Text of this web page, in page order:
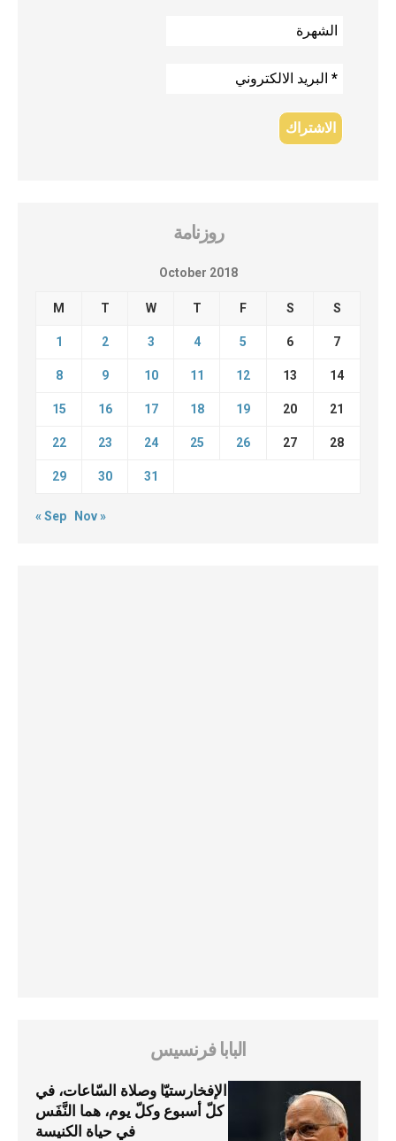
روزنامة
October 2018
M T W T F S S
1 2 3 4 5 6 7
8 9 10 11 12 13 14
15 16 17 18 19 20 21
22 23 24 25 26 27 28
29 30 31
« Sep Nov »
البابا فرنسيس
الإفخارستيّا وصلاة السّاعات، في
كلّ أسبوع وكلّ يوم، هما النَّفَس
في حياة الكنيسة